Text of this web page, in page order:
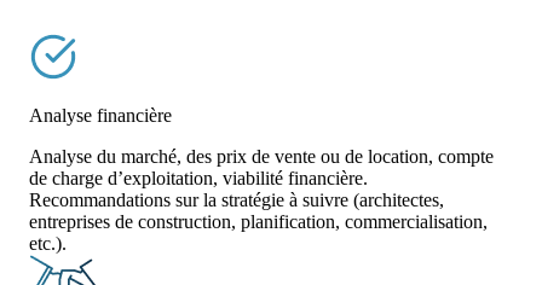
Analyse financière
Analyse du marché, des prix de vente ou de location, compte
de charge d’exploitation, viabilité financière.
Recommandations sur la stratégie à suivre (architectes,
entreprises de construction, planification, commercialisation,
etc.).